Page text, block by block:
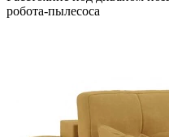
робота-пылесоса